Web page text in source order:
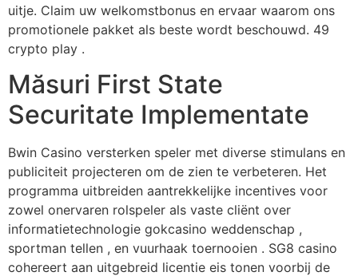
uitje. Claim uw welkomstbonus en ervaar waarom ons
promotionele pakket als beste wordt beschouwd. 49
crypto play .
Măsuri First State
Securitate Implementate
Bwin Casino versterken speler met diverse stimulans en
publiciteit projecteren om de zien te verbeteren. Het
programma uitbreiden aantrekkelijke incentives voor
zowel onervaren rolspeler als vaste cliënt over
informatietechnologie gokcasino weddenschap ,
sportman tellen , en vuurhaak toernooien . SG8 casino
cohereert aan uitgebreid licentie eis tonen voorbij de